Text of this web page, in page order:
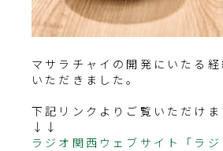
マサラチャイの開発にいたる
いただきました。
下記リンクよりご覧いただけま
↓↓
ラジオ関西ウェブサイト「ラジ